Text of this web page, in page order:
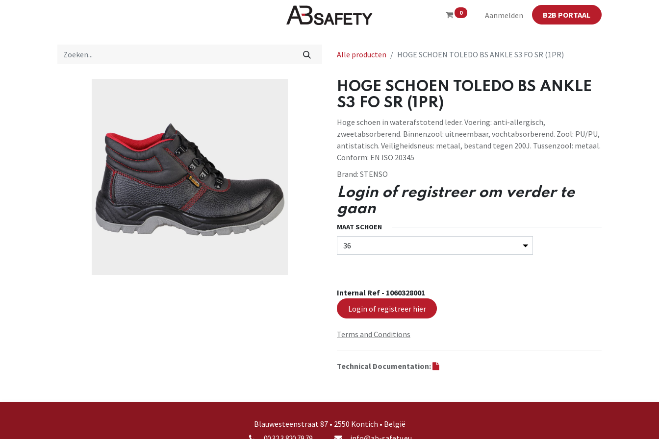
0 Aanmelden B2B PORTAAL
Winkel CE
Alle producten HOGE SCHOEN TOLEDO BS ANKLE S3 FO SR (1PR)
HOGE SCHOEN TOLEDO BS ANKLE
S3 FO SR (1PR)
Hoge schoen in waterafstotend leder. Voering: anti-allergisch,
zweetabsorberend. Binnenzool: uitneembaar, vochtabsorberend. Zool: PU/PU,
antistatisch. Veiligheidsneus: metaal, bestand tegen 200J. Tussenzool: metaal.
Conform: EN ISO 20345
Brand: STENSO
Login of registreer om verder te
gaan
MAAT SCHOEN
Internal Ref - 1060328001
Login of registreer hier
Terms and Conditions
Technical Documentation:
Blauwesteenstraat 87 • 2550 Kontich • België